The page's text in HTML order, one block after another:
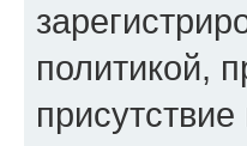
политикой,